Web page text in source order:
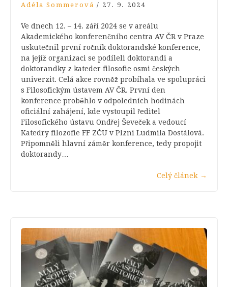
Adéla Sommerová / 27. 9. 2024
Ve dnech 12. – 14. září 2024 se v areálu
Akademického konferenčního centra AV ČR v Praze
uskutečnil první ročník doktorandské konference,
na jejíž organizaci se podíleli doktorandi a
doktorandky z kateder filosofie osmi českých
univerzit. Celá akce rovněž probíhala ve spolupráci
s Filosofickým ústavem AV ČR. První den
konference proběhlo v odpoledních hodinách
oficiální zahájení, kde vystoupil ředitel
Filosofického ústavu Ondřej Ševeček a vedoucí
Katedry filozofie FF ZČU v Plzni Ludmila Dostálová.
Připomněli hlavní záměr konference, tedy propojit
doktorandy…
Celý článek →